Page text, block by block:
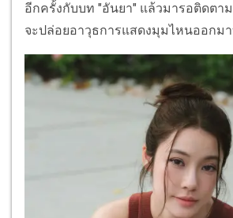
อีกครั้งกับบท "อันยา" แล้วมารอติดตา
จะปล่อยอาวุธการแสดงมุมไหนออกมา